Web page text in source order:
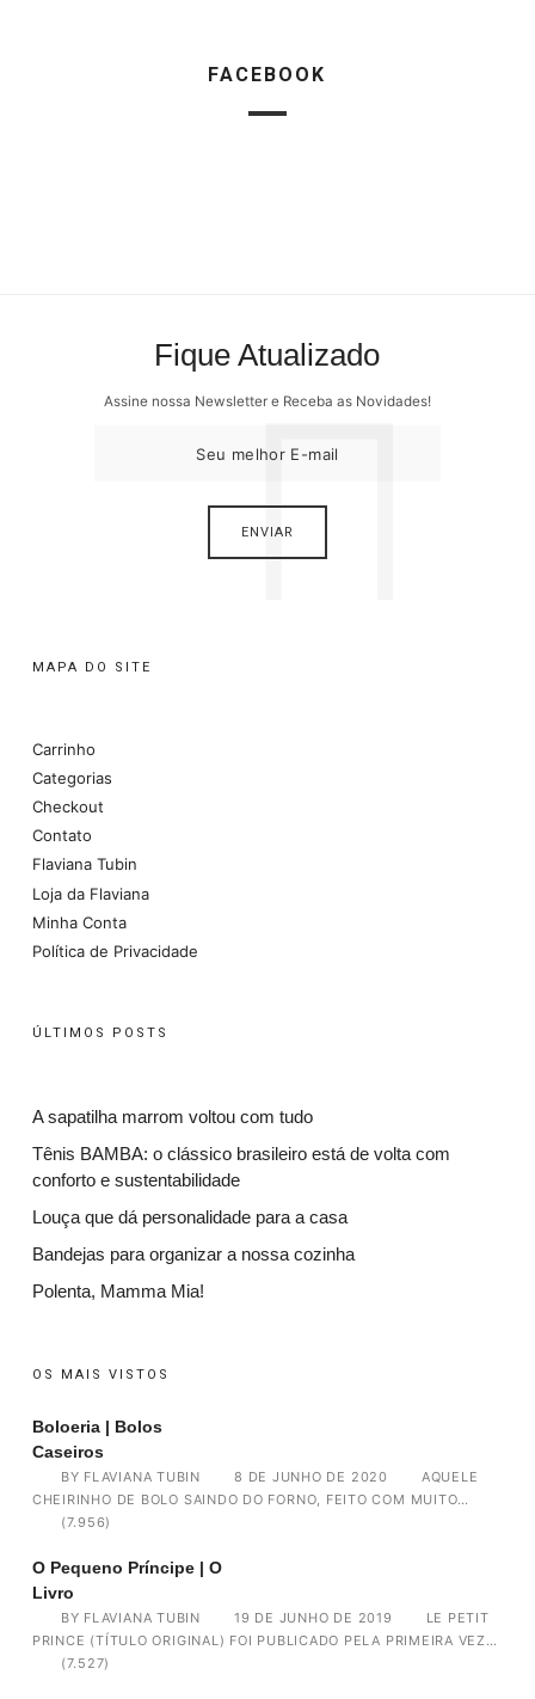
FACEBOOK
Fique Atualizado
Assine nossa Newsletter e Receba as Novidades!
MAPA DO SITE
Carrinho
Categorias
Checkout
Contato
Flaviana Tubin
Loja da Flaviana
Minha Conta
Política de Privacidade
ÚLTIMOS POSTS
A sapatilha marrom voltou com tudo
Tênis BAMBA: o clássico brasileiro está de volta com
conforto e sustentabilidade
Louça que dá personalidade para a casa
Bandejas para organizar a nossa cozinha
Polenta, Mamma Mia!
OS MAIS VISTOS
Boloeria | Bolos
Caseiros
BY FLAVIANA TUBIN 8 DE JUNHO DE 2020
AQUELE
CHEIRINHO DE BOLO SAINDO DO FORNO, FEITO COM MUITO…
(7.956)
O Pequeno Príncipe | O
Livro
BY FLAVIANA TUBIN 19 DE JUNHO DE 2019
LE PETIT
PRINCE (TÍTULO ORIGINAL) FOI PUBLICADO PELA PRIMEIRA VEZ…
(7.527)